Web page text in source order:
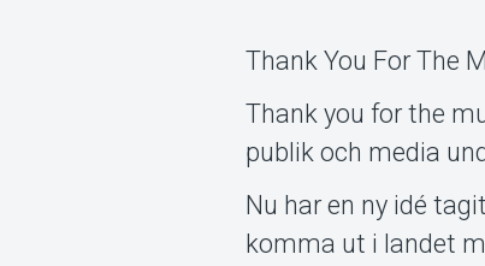
Thank You For The
Thank you for the
publik och media
Nu har en ny idé
komma ut i landet